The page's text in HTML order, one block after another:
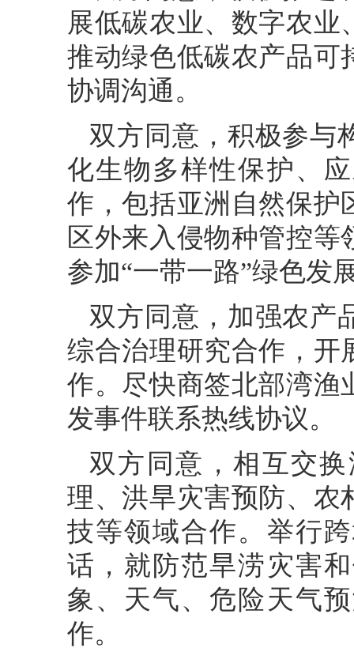
展低碳农业、数字农
推动绿色低碳农产品可
协调沟通。
双方同意，积极参与
化生物多样性保护、
作，包括亚洲自然保护
区外来入侵物种管控
参加“一带一路”绿色发
双方同意，加强农产
综合治理研究合作，开
作。尽快商签北部湾渔
发事件联系热线协议。
双方同意，相互交
理、洪旱灾害预防、农
技等领域合作。举行
话，就防范旱涝灾害
象、天气、危险天气
作。